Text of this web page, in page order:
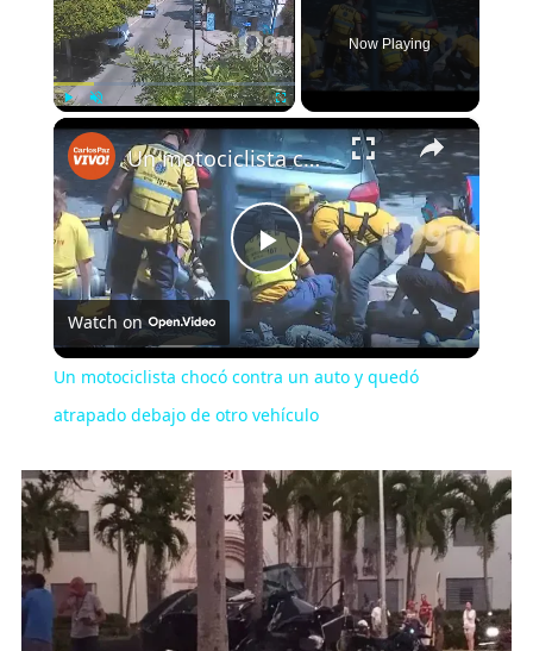
Now Playing
×
Play
Video
Un motociclista chocó contra un auto y quedó atrapado debajo de otro vehículo
Watch on
Un motociclista chocó contra un auto y quedó
atrapado debajo de otro vehículo